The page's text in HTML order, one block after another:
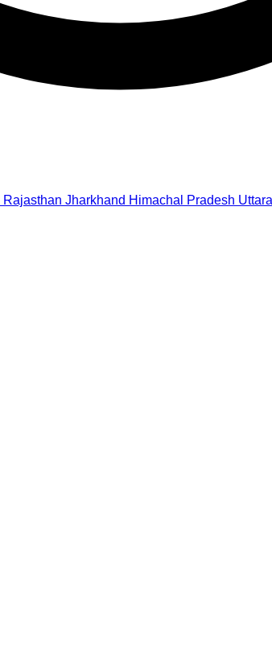
Rajasthan Jharkhand Himachal Pradesh